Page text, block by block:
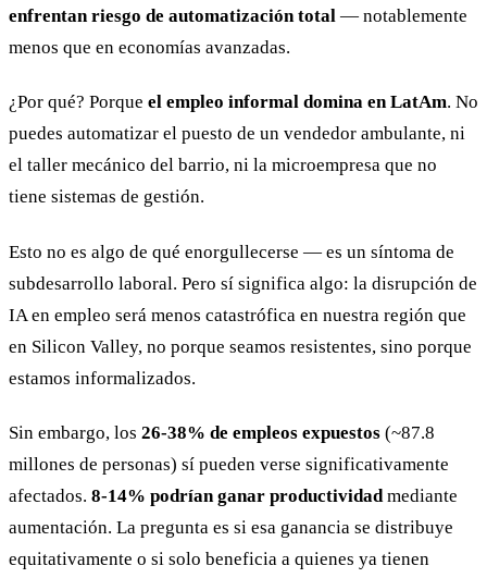
enfrentan riesgo de automatización total — notablemente
menos que en economías avanzadas.
¿Por qué? Porque el empleo informal domina en LatAm. No
puedes automatizar el puesto de un vendedor ambulante, ni
el taller mecánico del barrio, ni la microempresa que no
tiene sistemas de gestión.
Esto no es algo de qué enorgullecerse — es un síntoma de
subdesarrollo laboral. Pero sí significa algo: la disrupción de
IA en empleo será menos catastrófica en nuestra región que
en Silicon Valley, no porque seamos resistentes, sino porque
estamos informalizados.
Sin embargo, los 26-38% de empleos expuestos (~87.8
millones de personas) sí pueden verse significativamente
afectados. 8-14% podrían ganar productividadmediante
aumentación. La pregunta es si esa ganancia se distribuye
equitativamente o si solo beneficia a quienes ya tienen